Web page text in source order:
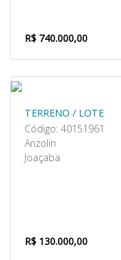
R$ 740.000,00
TERRENO / LOTE
Código: 40151961
Anzolin
Joaçaba
R$ 130.000,00